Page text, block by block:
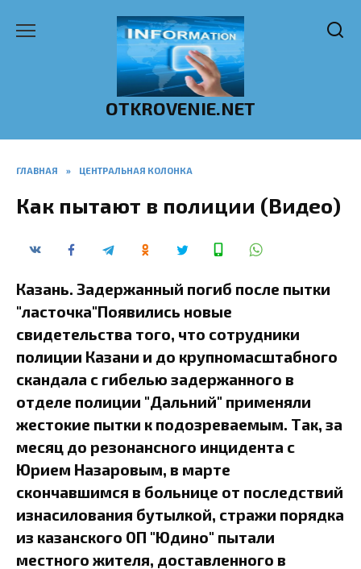
OTKROVENIE.NET
ГЛАВНАЯ » ЦЕНТРАЛЬНАЯ КОЛОНКА
Как пытают в полиции (Видео)
Казань. Задержанный погиб после пытки
"ласточка"Появились новые
свидетельства того, что сотрудники
полиции Казани и до крупномасштабного
скандала с гибелью задержанного в
отделе полиции "Дальний" применяли
жестокие пытки к подозреваемым. Так, за
месяц до резонансного инцидента с
Юрием Назаровым, в марте
скончавшимся в больнице от последствий
изнасилования бутылкой, стражи порядка
из казанского ОП "Юдино" пытали
местного жителя, доставленного в